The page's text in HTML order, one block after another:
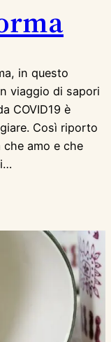
in questo
viaggio di sapori
COVID19 è
Così riporto
amo e che